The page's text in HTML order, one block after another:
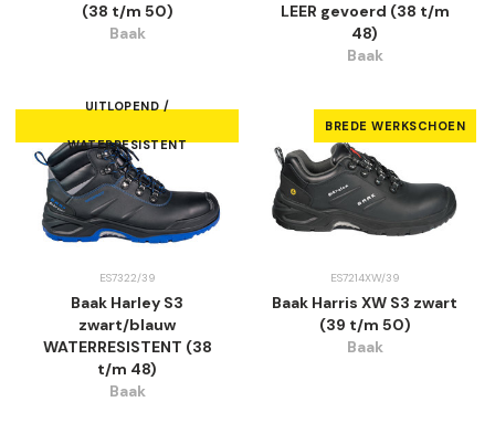
(38 t/m 50)
Baak
LEER gevoerd (38 t/m
48)
Baak
UITLOPEND /
WATERRESISTENT
ES7322/39
Baak Harley S3
zwart/blauw
WATERRESISTENT (38
t/m 48)
Baak
BREDE WERKSCHOEN
ES7214XW/39
Baak Harris XW S3 zwart
(39 t/m 50)
Baak